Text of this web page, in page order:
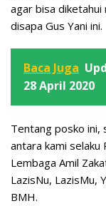
agar bisa diketahui
disapa Gus Yani ini.
Baca Juga
28 April 2020
Tentang posko ini,
antara kami
Lembaga Amil
LazisNu, LazisMu,
BMH.